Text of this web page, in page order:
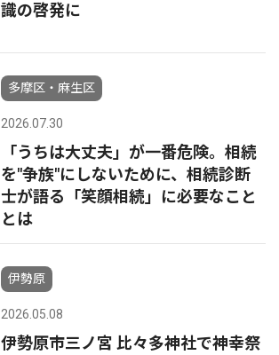
識の啓発に
多摩区・麻生区
2026.07.30
「うちは大丈夫」が一番危険。相続
を"争族"にしないために、相続診断
士が語る「笑顔相続」に必要なこと
とは
伊勢原
2026.05.08
伊勢原市三ノ宮 比々多神社で神幸祭